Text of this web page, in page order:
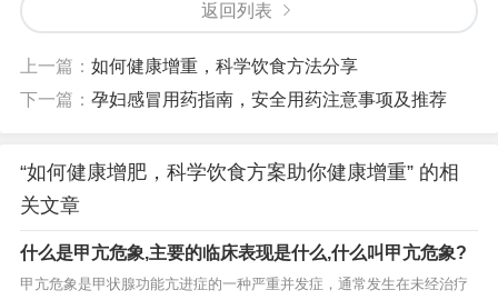
返回列表
上一篇： 如何健康增重，科学饮食方法分享
下一篇： 孕妇感冒用药指南，安全用药注意事项及推荐
“如何健康增肥，科学饮食方案助你健康增重” 的相
关文章
什么是甲亢危象,主要的临床表现是什么,什么叫甲亢危象?
甲亢危象是甲状腺功能亢进症的一种严重并发症，通常发生在未经治疗